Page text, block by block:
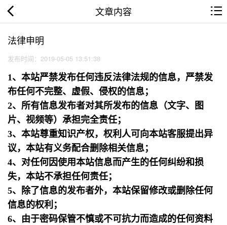
文章内容
法律申明
发布时间：2019-05-05 13:51:38
1、本站严禁发布任何违反法律法规的信息，严禁发
布任何不完整、虚假、侵权的信息；
2、所有信息发布者对其所发布的信息（文字、图
片、视频等）承担完全责任；
3、本站尊重知识产权，权利人可向本站客服提出异
议，本站有义务配合删除相关信息；
4、对任何因使用本站信息而产生的任何纠纷和损
失，本站不承担任何责任；
5、除了信息的发布者外，本站保留修改或删除任何
信息的权利；
6、由于密码保管不慎或不可抗力而造成的任何资料